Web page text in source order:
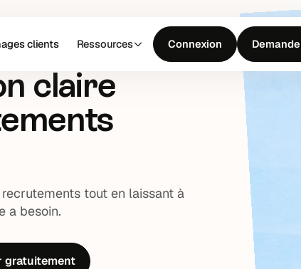
clients Ressources Connexion
claire
tout en laissant à
a besoin.
gratuitement